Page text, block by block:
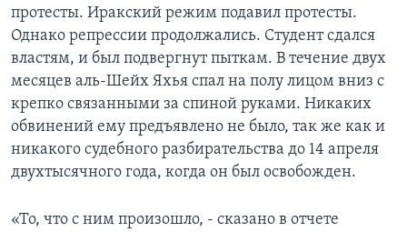
протесты. Иракский режим подавил протесты.
Однако репрессии продолжались. Студент сдался
властям, и был подвергнут пыткам. В течение двух
месяцев аль-Шейх Яхья спал на полу лицом вниз с
крепко связанными за спиной руками. Никаких
обвинений ему предъявлено не было, так же как и
никакого судебного разбирательства до 14 апреля
двухтысячного года, когда он был освобожден.
«То, что с ним произошло, - сказано в отчете